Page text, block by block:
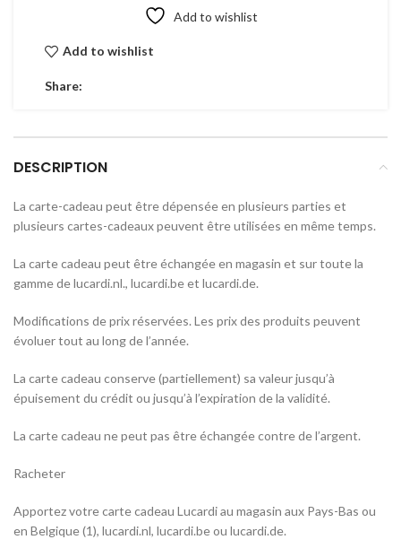
Add to wishlist
Add to wishlist
Share:
DESCRIPTION
La carte-cadeau peut être dépensée en plusieurs parties et
plusieurs cartes-cadeaux peuvent être utilisées en même temps.
La carte cadeau peut être échangée en magasin et sur toute la
gamme de lucardi.nl., lucardi.be et lucardi.de.
Modifications de prix réservées. Les prix des produits peuvent
évoluer tout au long de l’année.
La carte cadeau conserve (partiellement) sa valeur jusqu’à
épuisement du crédit ou jusqu’à l’expiration de la validité.
La carte cadeau ne peut pas être échangée contre de l’argent.
Racheter
Apportez votre carte cadeau Lucardi au magasin aux Pays-Bas ou
en Belgique (1), lucardi.nl, lucardi.be ou lucardi.de.